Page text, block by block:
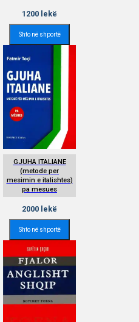
1200 lekë
Shto në shportë
GJUHA ITALIANE
(metode per
mesimin e italishtes)
pa mesues
2000 lekë
Shto në shportë